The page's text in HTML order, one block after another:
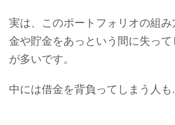
実は、このポートフォリオの組
金や貯金をあっという間に失って
が多いです。
中には借金を背負ってしまう人も